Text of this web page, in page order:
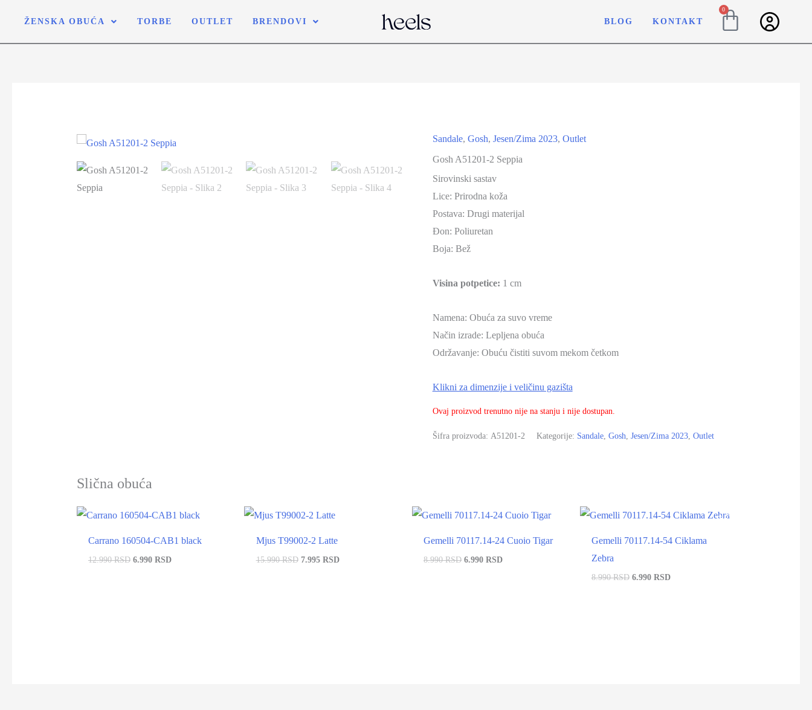
ŽENSKA OBUĆA TORBE OUTLET BRENDOVI BLOG KONTAKT
0
Sandale, Gosh, Jesen/Zima 2023, Outlet
Gosh A51201-2 Seppia
Sirovinski sastav
Lice: Prirodna koža
Postava: Drugi materijal
Đon: Poliuretan
Boja: Bež
Visina potpetice: 1 cm
Namena: Obuća za suvo vreme
Način izrade: Lepljena obuća
Održavanje: Obuću čistiti suvom mekom četkom
Klikni za dimenzije i veličinu gazišta
Ovaj proizvod trenutno nije na stanju i nije dostupan.
Šifra proizvoda: A51201-2 Kategorije: Sandale, Gosh Jesen/Zima 2023, Outlet
Slična obuća
Carrano 160504-CAB1 black
12.990 RSD 6.990 RSD
Mjus T99002-2 Latte
15.990 RSD 7.995 RSD
-22%
Gemelli 70117.14-24 Cuoio Tigar
8.990 RSD 6.990 RSD
-22%
Gemelli 70117.14-54 Ciklama
Zebra
8.990 RSD 6.990 RSD